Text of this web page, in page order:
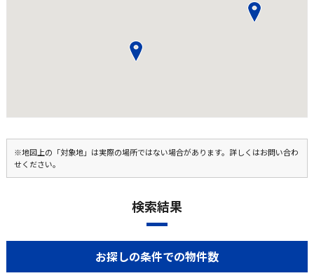
※地図上の「対象地」は実際の場所ではない場合があります。詳しくはお問い合わ
せください。
検索結果
お探しの条件での物件数